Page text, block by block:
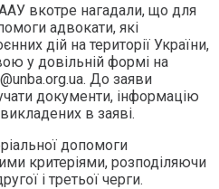
вкотре нагадали, що для
адвокати, які
дій на території України,
у довільній формі на
До заяви
документи, інформацію
в заяві.
допомоги
критеріями, розподіляючи
і третьої черги.